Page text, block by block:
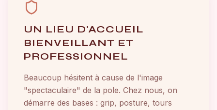
UN LIEU D'ACCUEIL
BIENVEILLANT ET
PROFESSIONNEL
Beaucoup hésitent à cause de l'image
"spectaculaire" de la pole. Chez nous, on
démarre des bases : grip, posture, tours